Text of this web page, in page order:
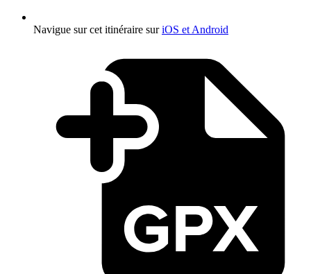
Navigue sur cet itinéraire suriOS et Android